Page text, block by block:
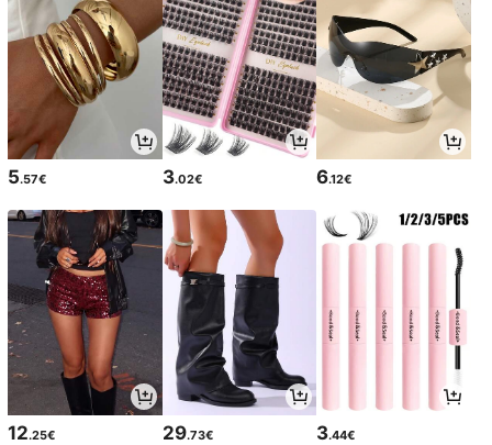
5.57€ 3.02€ 6.12€
12.25€ 29.73€ 3.44€